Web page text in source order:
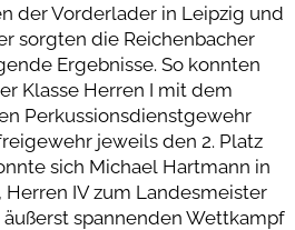
der Vorderlader in Leipzig und
sorgten die Reichenbacher
Ergebnisse. So konnten
Klasse Herren I mit dem
Perkussionsdienstgewehr
jeweils den 2. Platz
sich Michael Hartmann in
Herren IV zum Landesmeister
äußerst spannenden Wettkampf